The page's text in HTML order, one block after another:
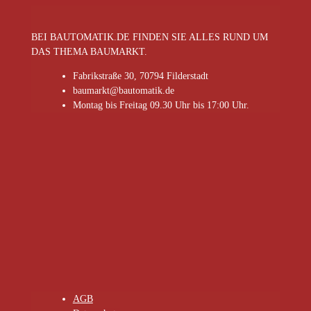
BEI BAUTOMATIK.DE FINDEN SIE ALLES RUND UM
DAS THEMA BAUMARKT.
Fabrikstraße 30, 70794 Filderstadt
baumarkt@bautomatik.de
Montag bis Freitag 09.30 Uhr bis 17:00 Uhr.
AGB